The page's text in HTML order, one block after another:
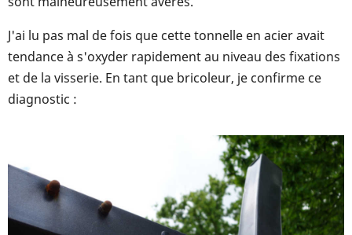
J'ai lu pas mal de fois que cette tonnelle en acier avait
tendance à s'oxyder rapidement au niveau des fixations
et de la visserie. En tant que bricoleur, je confirme ce
diagnostic :